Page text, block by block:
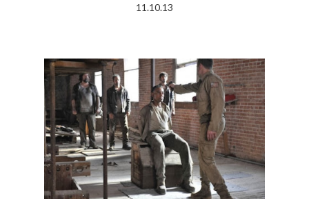
11.10.13